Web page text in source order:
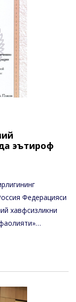
эътироф
Федерацияси
хавфсизликни